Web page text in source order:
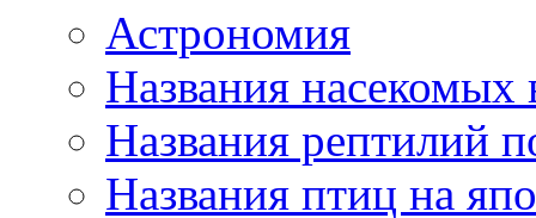
Астрономия
Названия насекомых
Названия рептилий
Названия птиц на